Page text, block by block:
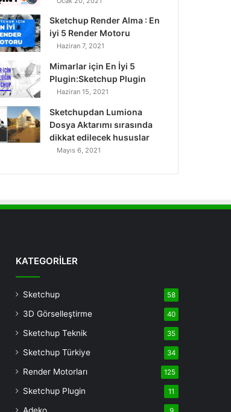
Sketchup Render Alma : En
iyi 5 Render Motoru
Haziran 7, 2021
Mimarlar için En İyi 5
Plugin:Sketchup Plugin
Haziran 15, 2021
Sketchupdan Lumiona
Dosya Aktarımı sırasında
dikkat edilecek hususlar
Mayıs 6, 2021
KATEGORİLER
Sketchup 58
3D Görselleştirme 40
Sketchup Teknik 35
Sketchup Türkiye 34
Render Motorları 125
Sketchup Plugin 11